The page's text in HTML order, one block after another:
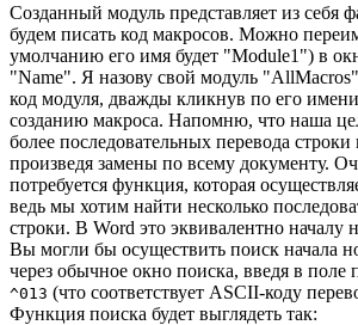
Созданный модуль представляет из себя
будем писать код макросов. Можно
умолчанию его имя будет "Module1") в
"Name". Я назову свой модуль
код модуля, дважды кликнув по его
созданию макроса. Напомню, что наша
более последовательных перевода
произведя замены по всему документу.
потребуется функция, которая
ведь мы хотим найти несколько
строки. В Word это эквивалентно началу
Вы могли бы осуществить поиск начала
через обычное окно поиска, введя в поле
^013 (что соответствует ASCII-коду
Функция поиска будет выглядеть так: